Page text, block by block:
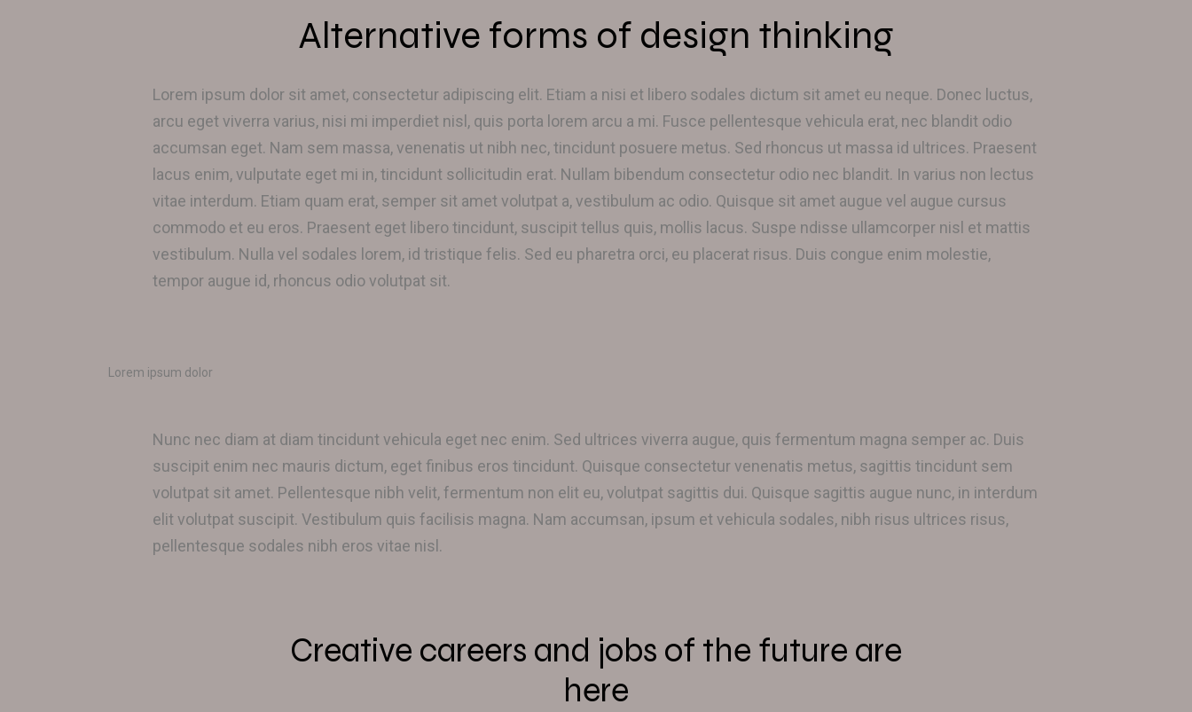
Alternative forms of design thinking
Lorem ipsum dolor sit amet, consectetur adipiscing elit. Etiam a nisi et libero sodales dictum sit amet eu neque. Donec luctus,
arcu eget viverra varius, nisi mi imperdiet nisl, quis porta lorem arcu a mi. Fusce pellentesque vehicula erat, nec blandit odio
accumsan eget. Nam sem massa, venenatis ut nibh nec, tincidunt posuere metus. Sed rhoncus ut massa id ultrices. Praesent
lacus enim, vulputate eget mi in, tincidunt sollicitudin erat. Nullam bibendum consectetur odio nec blandit. In varius non lectus
vitae interdum. Etiam quam erat, semper sit amet volutpat a, vestibulum ac odio. Quisque sit amet augue vel augue cursus
commodo et eu eros. Praesent eget libero tincidunt, suscipit tellus quis, mollis lacus. Suspe ndisse ullamcorper nisl et mattis
vestibulum. Nulla vel sodales lorem, id tristique felis. Sed eu pharetra orci, eu placerat risus. Duis congue enim molestie,
tempor augue id, rhoncus odio volutpat sit.
Lorem ipsum dolor
Nunc nec diam at diam tincidunt vehicula eget nec enim. Sed ultrices viverra augue, quis fermentum magna semper ac. Duis
suscipit enim nec mauris dictum, eget finibus eros tincidunt. Quisque consectetur venenatis metus, sagittis tincidunt sem
volutpat sit amet. Pellentesque nibh velit, fermentum non elit eu, volutpat sagittis dui. Quisque sagittis augue nunc, in interdum
elit volutpat suscipit. Vestibulum quis facilisis magna. Nam accumsan, ipsum et vehicula sodales, nibh risus ultrices risus,
pellentesque sodales nibh eros vitae nisl.
Creative careers and jobs of the future are
here